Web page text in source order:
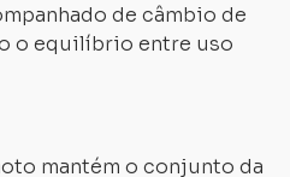
de câmbio de
o equilíbrio entre uso
mantém o conjunto da